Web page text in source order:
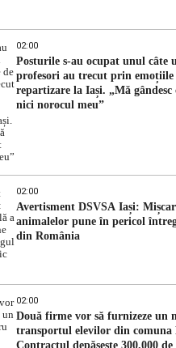
02:00
Posturile s-au ocupat unul câte
profesori au trecut prin emoțiile
repartizare la Iași. „Mă
nici norocul meu”
02:00
Avertisment DSVSA Iași:
animalelor pune în pericol
din România
02:00
Două firme vor să furnizeze un
transportul elevilor din comuna
Contractul depășește 300.000 de